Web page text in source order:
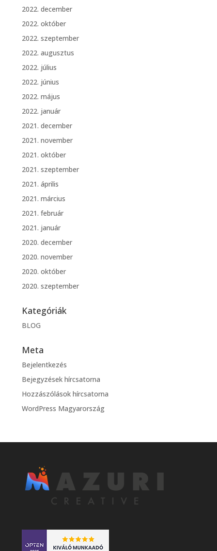
2022. december
2022. október
2022. szeptember
2022. augusztus
2022. július
2022. június
2022. május
2022. január
2021. december
2021. november
2021. október
2021. szeptember
2021. április
2021. március
2021. február
2021. január
2020. december
2020. november
2020. október
2020. szeptember
Kategóriák
BLOG
Meta
Bejelentkezés
Bejegyzések hírcsatorna
Hozzászólások hírcsatorna
WordPress Magyarország